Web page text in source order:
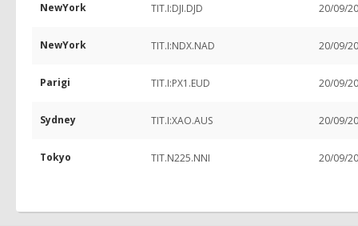
NewYork TIT.I:DJI.DJD 20/09/
NewYork TIT.I:NDX.NAD 20/09/
Parigi TIT.I:PX1.EUD 20/09/
Sydney TIT.I:XAO.AUS 20/09/
Tokyo TIT.N225.NNI 20/09/